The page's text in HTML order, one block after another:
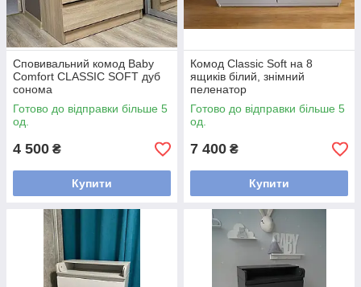
Сповивальний комод Baby
Comfort CLASSIC SOFT дуб
сонома
Готово до відправки більше 5
од.
4 500 ₴
Купити
Комод Classic Soft на 8
ящиків білий, знімний
пеленатор
Готово до відправки більше 5
од.
7 400 ₴
Купити